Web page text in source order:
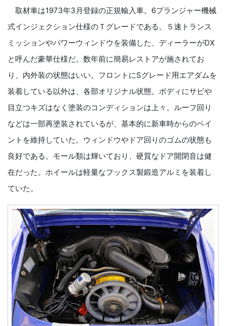
取材車は1973年3月登録の正規輸入車。6プランジャー機械
式インジェクション仕様のＴグレードである。５速トランス
ミッションやパワーウィンドウを装備した、ディーラーがDX
と呼んだ豪華仕様だ。数年前に簡易レストアが施されてお
り、内外装の状態はいい。フロントにSグレード用エアダムを
装着している以外は、各部オリジナル状態。ボディにサビや
目立つキズはなく塗装のコンディションは上々。ルーフ回り
などは一部再塗装されているが、基本的に新車時からのペイ
ントを維持していた。ウィンドウやドア回りのゴムの状態も
良好である。モール類は輝いており、硬質なドア開閉音は健
在だった。ホイールは軽量なフックス製鍛造アルミを装着し
ていた。